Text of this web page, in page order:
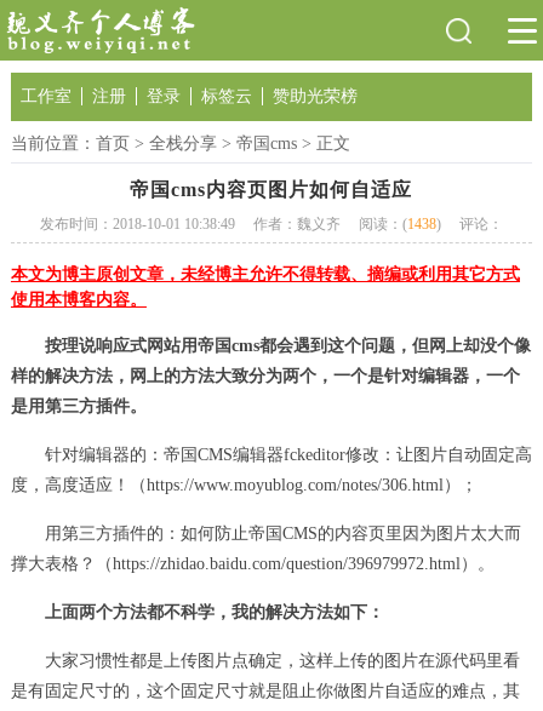
工作室 注册 登录 标签云 赞助光荣榜
当前位置： 首页 > 全栈分享> 帝国cms> 正文
帝国cms内容页图片如何自适应
发布时间：2018-10-01 10:38:49 作者：魏义齐 阅读：(1438) 评论：
本文为博主原创文章，未经博主允许不得转载、摘编或利用其它方式
使用本博客内容。
按理说响应式网站用帝国cms都会遇到这个问题，但网上却没个像
样的解决方法，网上的方法大致分为两个，一个是针对编辑器，一个
是用第三方插件。
针对编辑器的：帝国CMS编辑器fckeditor修改：让图片自动固定高
度，高度适应！（https://www.moyublog.com/notes/306.html）；
用第三方插件的：如何防止帝国CMS的内容页里因为图片太大而
撑大表格？（https://zhidao.baidu.com/question/396979972.html）。
上面两个方法都不科学，我的解决方法如下：
大家习惯性都是上传图片点确定，这样上传的图片在源代码里看
是有固定尺寸的，这个固定尺寸就是阻止你做图片自适应的难点，其